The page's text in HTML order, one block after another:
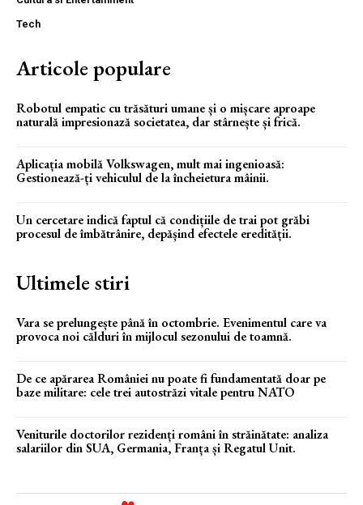
Tech
Articole populare
Robotul empatic cu trăsături umane și o mișcare aproape
naturală impresionază societatea, dar stârnește și frică.
Aplicația mobilă Volkswagen, mult mai ingenioasă:
Gestionează-ți vehiculul de la încheietura mâinii.
Un cercetare indică faptul că condițiile de trai pot grăbi
procesul de îmbătrânire, depășind efectele eredității.
Ultimele stiri
Vara se prelungește până în octombrie. Evenimentul care va
provoca noi călduri în mijlocul sezonului de toamnă.
De ce apărarea României nu poate fi fundamentată doar pe
baze militare: cele trei autostrăzi vitale pentru NATO
Veniturile doctorilor rezidenți români în străinătate: analiza
salariilor din SUA, Germania, Franța și Regatul Unit.